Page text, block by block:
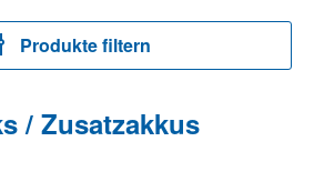
Produkte filtern
/ Zusatzakkus